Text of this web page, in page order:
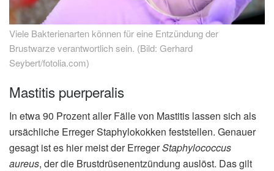
Viele Bakterienarten können für eine Entzündung der
Brustwarze verantwortlich sein. (Bild: Gerhard
Seybert/fotolia.com)
Mastitis puerperalis
In etwa 90 Prozent aller Fälle von Mastitis lassen sich als
ursächliche Erreger Staphylokokken feststellen. Genauer
gesagt ist es hier meist der ErregerStaphylococcus
aureus, der die Brustdrüsenentzündung auslöst. Das gilt